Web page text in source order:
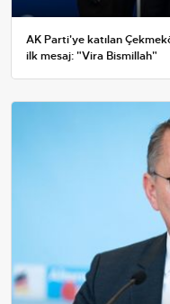
AK Parti'ye katılan
ilk mesaj: "Vira Bismillah"